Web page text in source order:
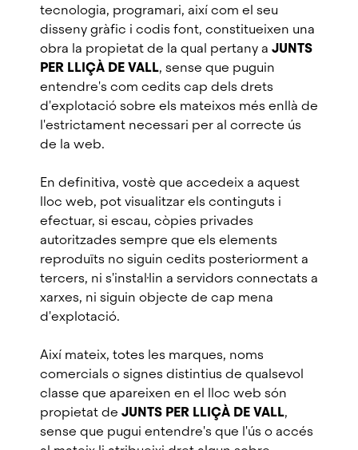
tecnologia, programari, així com el seu
disseny gràfic i codis font, constitueixen una
obra la propietat de la qual pertany a JUNTS
PER LLIÇÀ DE VALL, sense que puguin
entendre's com cedits cap dels drets
d'explotació sobre els mateixos més enllà de
l'estrictament necessari per al correcte ús
de la web.
En definitiva, vostè que accedeix a aquest
lloc web, pot visualitzar els continguts i
efectuar, si escau, còpies privades
autoritzades sempre que els elements
reproduïts no siguin cedits posteriorment a
tercers, ni s'instal·lin a servidors connectats a
xarxes, ni siguin objecte de cap mena
d'explotació.
Així mateix, totes les marques, noms
comercials o signes distintius de qualsevol
classe que apareixen en el lloc web són
propietat de JUNTS PER LLIÇÀ DE VALL,
sense que pugui entendre's que l'ús o accés